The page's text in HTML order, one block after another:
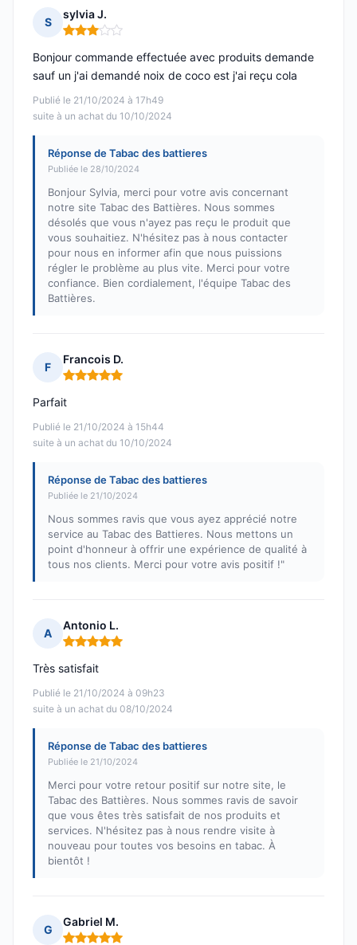
S
sylvia J.
Note : 3 sur 5
Publié le 21/10/2024 à 17h49
suite à un achat du 10/10/2024
Bonjour commande effectuée avec produits demande
sauf un j'ai demandé noix de coco est j'ai reçu cola
Réponse de Tabac des battieres
Publiée le 28/10/2024
Bonjour Sylvia, merci pour votre avis concernant
notre site Tabac des Battières. Nous sommes
désolés que vous n'ayez pas reçu le produit que
vous souhaitiez. N'hésitez pas à nous contacter
pour nous en informer afin que nous puissions
régler le problème au plus vite. Merci pour votre
confiance. Bien cordialement, l'équipe Tabac des
Battières.
F
Francois D.
Note : 5 sur 5
Publié le 21/10/2024 à 15h44
suite à un achat du 10/10/2024
Parfait
Réponse de Tabac des battieres
Publiée le 21/10/2024
Nous sommes ravis que vous ayez apprécié notre
service au Tabac des Battieres. Nous mettons un
point d'honneur à offrir une expérience de qualité à
tous nos clients. Merci pour votre avis positif !"
A
Antonio L.
Note : 5 sur 5
Publié le 21/10/2024 à 09h23
suite à un achat du 08/10/2024
Très satisfait
Réponse de Tabac des battieres
Publiée le 21/10/2024
Merci pour votre retour positif sur notre site, le
Tabac des Battières. Nous sommes ravis de savoir
que vous êtes très satisfait de nos produits et
services. N'hésitez pas à nous rendre visite à
nouveau pour toutes vos besoins en tabac. À
bientôt !
G
Gabriel M.